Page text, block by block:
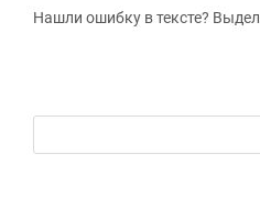
Нашли ошибку в тексте?